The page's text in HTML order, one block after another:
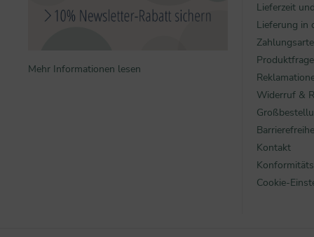
Mehr Informationen lesen
Lieferzeit
Lieferung in
Widerruf &
Kontakt
Cookie-